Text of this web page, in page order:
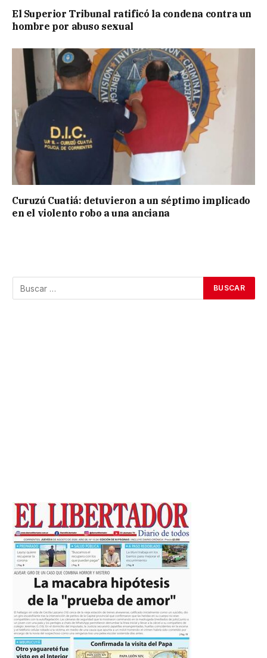
El Superior Tribunal ratificó la condena contra un
hombre por abuso sexual
Curuzú Cuatiá: detuvieron a un séptimo implicado
en el violento robo a una anciana